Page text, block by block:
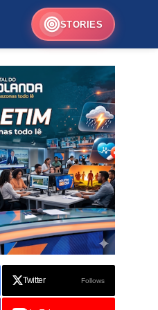
STORIES
Twitter Follows